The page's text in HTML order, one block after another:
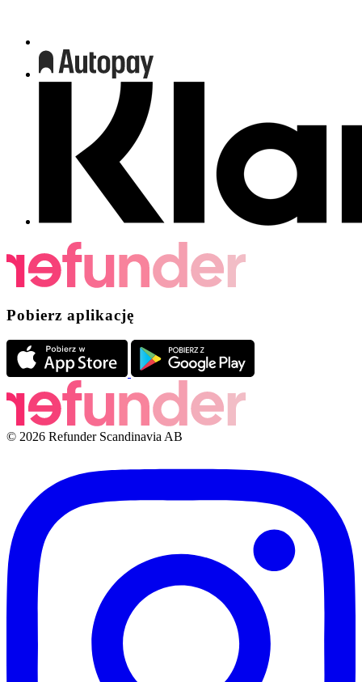
Pobierz aplikację
© 2026 Refunder Scandinavia AB